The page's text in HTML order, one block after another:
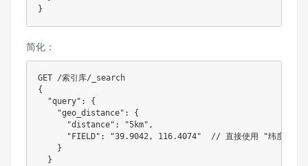
简化：
GET /索引库/_search
{
  "query": {
    "geo_distance": {
      "distance": "5km",
"FIELD": "39.9042, 116.4074"  // 直接使用 "纬度,经度
    }
  }